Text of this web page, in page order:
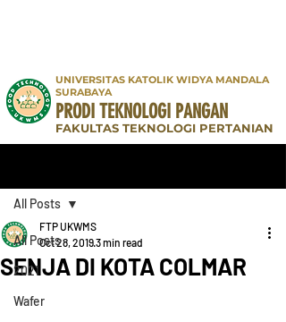
UNIVERSITAS KATOLIK WIDYA MANDALA
SURABAYA
PRODI TEKNOLOGI PANGAN
FAKULTAS TEKNOLOGI PERTANIAN
All Posts
2021
Wafer
All Posts
SENJA DI KOTA COLMAR
FTP UKWMS
Oct 28, 20193 min read